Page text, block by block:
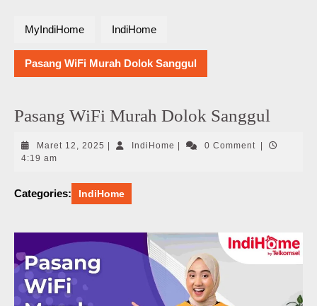
MyIndiHome IndiHome
Pasang WiFi Murah Dolok Sanggul
Pasang WiFi Murah Dolok Sanggul
Maret 12, 2025 Maret
IndiHome IndiHome0 Comment
4:19 am
Categories: IndiHome